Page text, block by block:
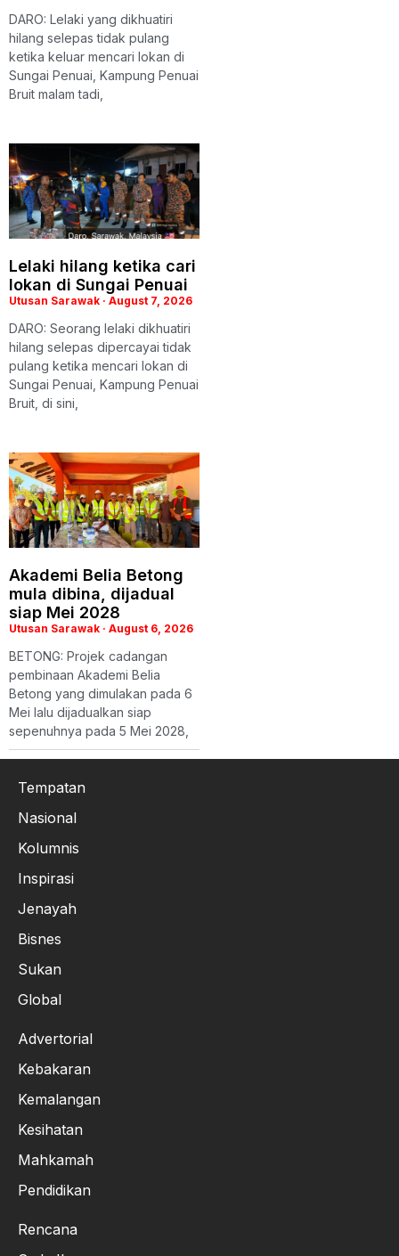
DARO: Lelaki yang dikhuatiri
hilang selepas tidak pulang
ketika keluar mencari lokan di
Sungai Penuai, Kampung Penuai
Bruit malam tadi,
Lelaki hilang ketika cari
lokan di Sungai Penuai
Utusan Sarawak August 7, 2026
DARO: Seorang lelaki dikhuatiri
hilang selepas dipercayai tidak
pulang ketika mencari lokan di
Sungai Penuai, Kampung Penuai
Bruit, di sini,
Akademi Belia Betong
mula dibina, dijadual
siap Mei 2028
Utusan Sarawak August 6, 2026
BETONG: Projek cadangan
pembinaan Akademi Belia
Betong yang dimulakan pada 6
Mei lalu dijadualkan siap
sepenuhnya pada 5 Mei 2028,
Tempatan
Nasional
Kolumnis
Inspirasi
Jenayah
Bisnes
Sukan
Global
Advertorial
Kebakaran
Kemalangan
Kesihatan
Mahkamah
Pendidikan
Rencana